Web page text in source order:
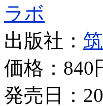
ラボ
出版社：
価格： 840
発売日：